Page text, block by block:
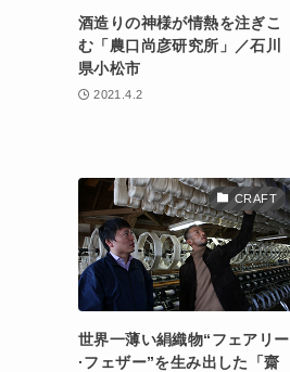
酒造りの神様が情熱を注ぎこ
む「農口尚彦研究所」／石川
県小松市
2021.4.2
CRAFT
世界一薄い絹織物“フェアリー
·フェザー”を生み出した「齋